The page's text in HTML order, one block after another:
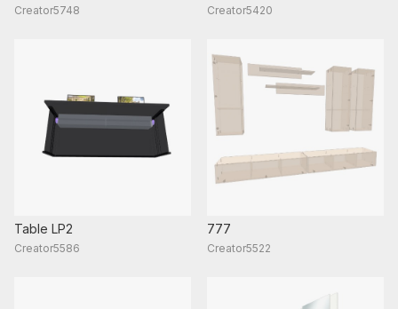
Creator5748 Creator5420
Table LP2
Creator5586
777
Creator5522